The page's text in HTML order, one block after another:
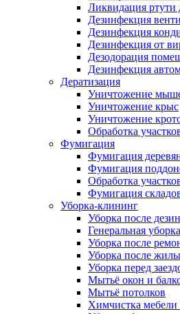
Ликвидация ртути
Дезинфекция
Дезинфекция
Дезинфекция от
Дезодорация
Дезинфекция
Дератизация
Уничтожение
Уничтожение крыс
Уничтожение
Обработка
Фумигация
Фумигация
Фумигация
Обработка
Фумигация
Уборка-клининг
Уборка после
Генеральная уборка
Уборка после
Уборка после
Уборка перед
Мытьё окон и
Мытьё потолков
Химчистка мебели